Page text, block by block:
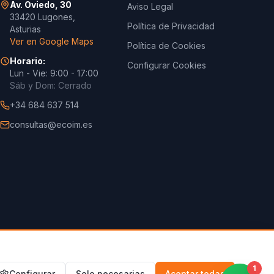
Av. Oviedo, 30
33420 Lugones,
Asturias
Ver en Google Maps
Horario:
Lun - Vie: 9:00 - 17:00
Sáb y Dom: Cerrado
+34 684 637 514
consultas@ecoim.es
Aviso Legal
Política de Privacidad
Política de Cookies
Configurar Cookies
1